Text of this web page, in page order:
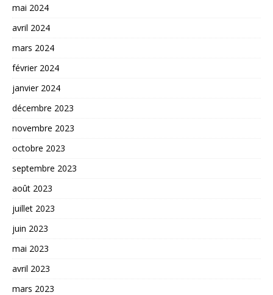
mai 2024
avril 2024
mars 2024
février 2024
janvier 2024
décembre 2023
novembre 2023
octobre 2023
septembre 2023
août 2023
juillet 2023
juin 2023
mai 2023
avril 2023
mars 2023